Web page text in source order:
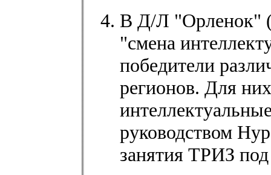
В Д/Л "Орленок"
"смена
победители
регионов. Для
руководством
занятия ТРИЗ